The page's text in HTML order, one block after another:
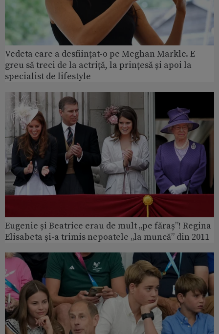
Vedeta care a desființat-o pe Meghan Markle. E
greu să treci de la actriță, la prințesă și apoi la
specialist de lifestyle
Eugenie și Beatrice erau de mult „pe făraș”! Regina
Elisabeta și-a trimis nepoatele „la muncă” din 2011